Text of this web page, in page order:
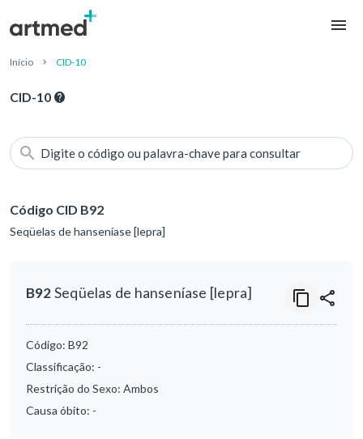
Início CID-10
CID-10
Digite o código ou palavra-chave para consultar
Código CID B92
Seqüelas de hanseníase [lepra]
B92Seqüelas de hanseníase [lepra]
Código: B92
Classificação: -
Restrição do Sexo: Ambos
Causa óbito: -